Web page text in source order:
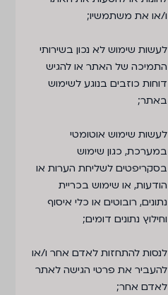
ו/או את משתמשיו;
לעשות שימוש לא נכון בשירותי
התמיכה של האתר או להגיש
דוחות כוזבים בנוגע לשימוש
באתר;
לעשות שימוש אוטומטי
במערכת, כגון שימוש
בסקריפטים לשליחת הערות או
הודעות, או שימוש בכריית
נתונים, רובוטים או כלי איסוף
וחילוץ נתונים דומים;
לנסות להתחזות לאדם אחר ו/או
להעביר את פרטי הגישה לאתר
לאדם אחר;